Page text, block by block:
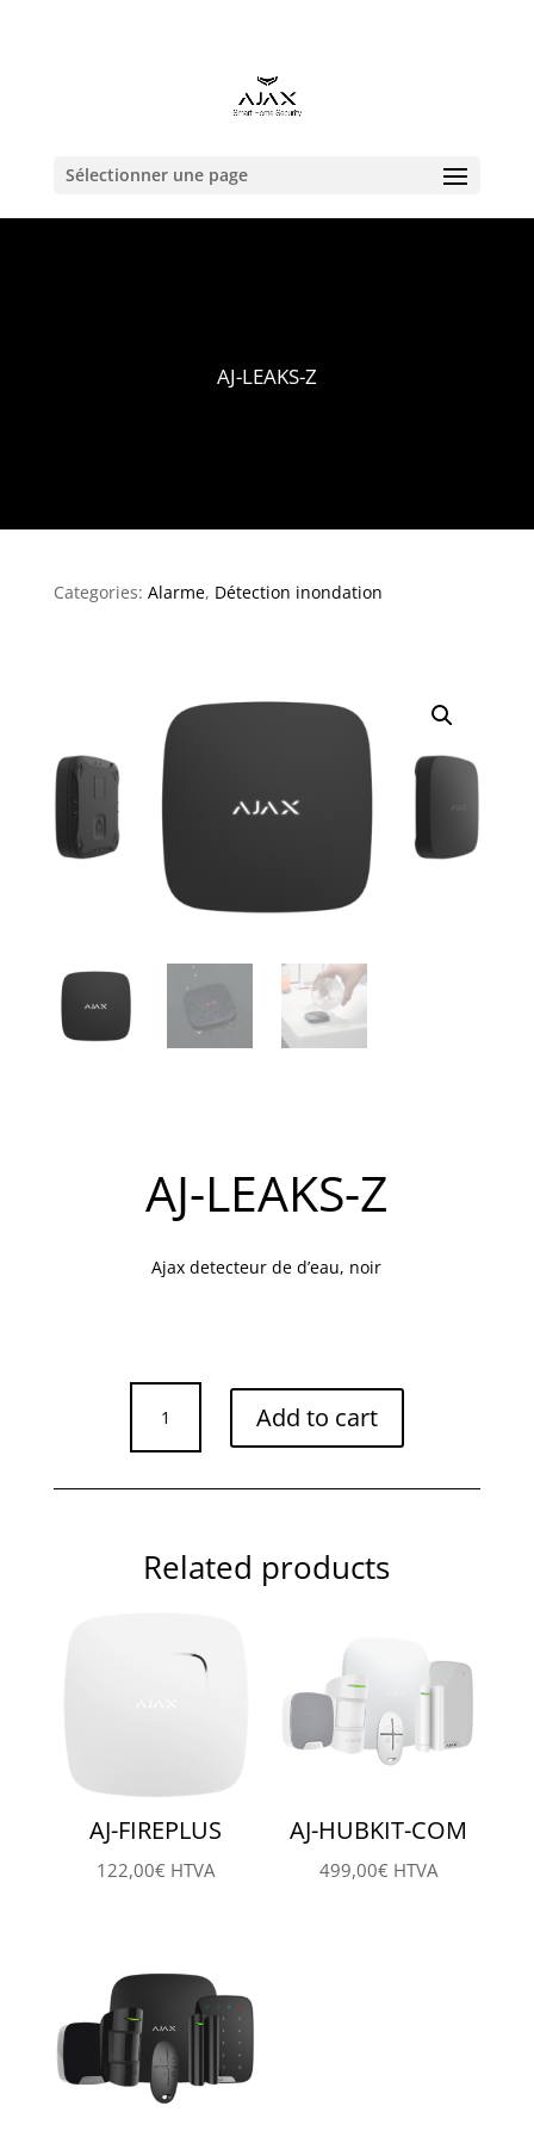
Sélectionner une page
AJ-LEAKS-Z
Categories: Alarme, Détection inondation
AJ-LEAKS-Z
Ajax detecteur de d’eau, noir
LEAKS-
Z
Add to cart
Related products
AJ-FIREPLUS
122,00€ HTVA
AJ-HUBKIT-COM
499,00€ HTVA